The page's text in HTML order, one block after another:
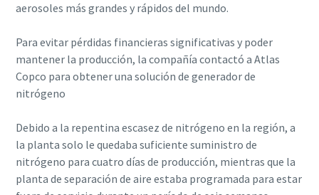
aerosoles más grandes y rápidos del mundo.
Para evitar pérdidas financieras significativas y poder
mantener la producción, la compañía contactó a Atlas
Copco para obtener una solución de generador de
nitrógeno
Debido a la repentina escasez de nitrógeno en la región, a
la planta solo le quedaba suficiente suministro de
nitrógeno para cuatro días de producción, mientras que la
planta de separación de aire estaba programada para estar